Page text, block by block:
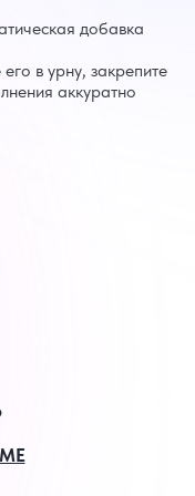
добавка
в урну, закрепите
аккуратно